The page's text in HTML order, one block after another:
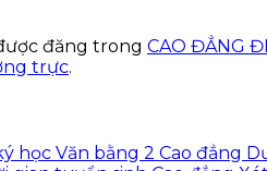
đăng trong CAO ĐẲNG
trực.
học Văn bằng 2 Cao đẳng